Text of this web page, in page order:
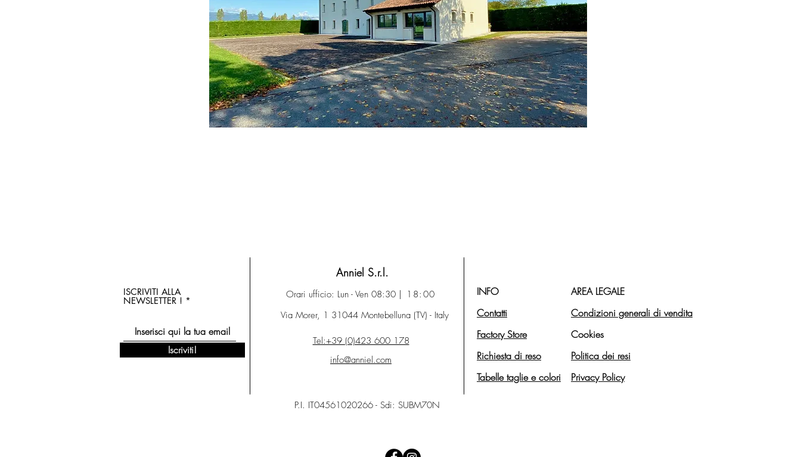
ISCRIVITI ALLA
NEWSLETTER !
Iscriviti!
Anniel S.r.l.
Orari ufficio: Lun - Ven 08:30
| 18:00
Via Morer, 1 31044 Montebelluna (TV) - Italy
Tel:+39 (0)423 600 178
info@anniel.com
INFO
Contatti
Factory Store
Richiesta di reso
Tabelle taglie e colori
AREA LEGALE
Condizioni generali di vendita
Cookies
Politica dei resi
Privacy Policy
P.I. IT04561020266 - Sdi: SUBM70N